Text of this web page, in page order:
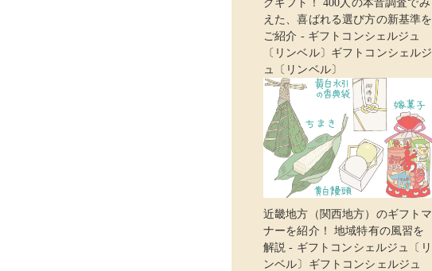
グギフト！ 400人の本音調査でみ
えた、喜ばれる選び方の新基準を
ご紹介 - ギフトコンシェルジュ
〔リンベル〕ギフトコンシェルジ
ュ〔リンベル〕
近畿地方（関西地方）のギフトマ
ナーを紹介！ 地域特有の風習を
解説 - ギフトコンシェルジュ〔リ
ンベル〕ギフトコンシェルジュ